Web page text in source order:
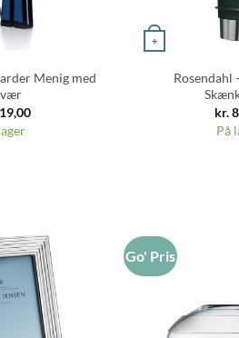
Menig med
+
Rosendahl
kr.
På
Go' Pris